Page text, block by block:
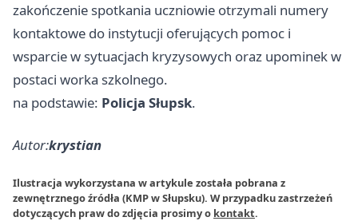
zakończenie spotkania uczniowie otrzymali numery
kontaktowe do instytucji oferujących pomoc i
wsparcie w sytuacjach kryzysowych oraz upominek w
postaci worka szkolnego.
na podstawie: Policja Słupsk.
Autor:krystian
Ilustracja wykorzystana w artykule została pobrana z
zewnętrznego źródła (KMP w Słupsku). W przypadku zastrzeżeń
dotyczących praw do zdjęcia prosimy o kontakt.